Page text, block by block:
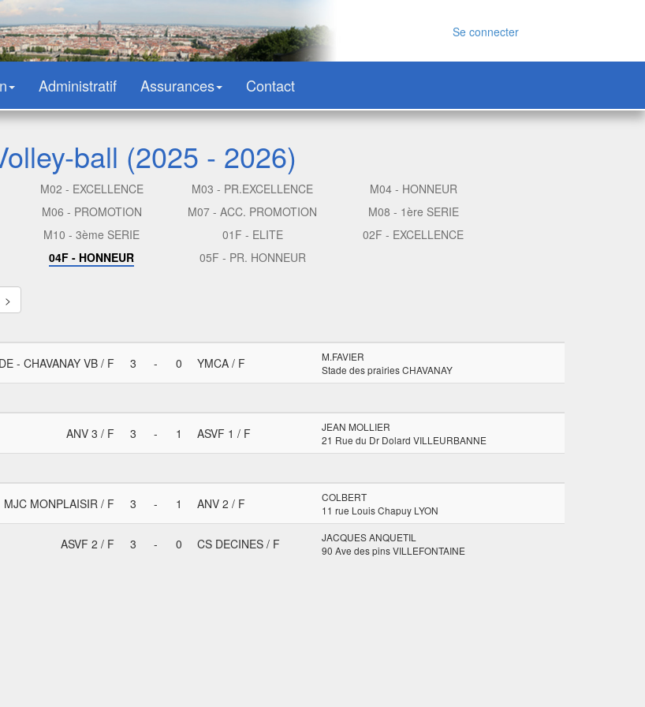
Se connecter
Administratif Assurances Contact
ball (2025 - 2026)
M02 - EXCELLENCE M03 - PR.EXCELLENCE
M04 - HONNEUR
M06 - PROMOTION M07 - ACC. PROMOTION
M08 - 1ère SERIE
M10 - 3ème SERIE 01F - ELITE
02F - EXCELLENCE
04F - HONNEUR 05F - PR. HONNEUR
>
- CHAVANAY VB / F 3 - 0 YMCA / F
M.FAVIER
Stade des prairies CHAVANAY
ANV 3 / F 3 - 1 ASVF 1 / F
JEAN MOLLIER
21 Rue du Dr Dolard VILLEURBANNE
MJC MONPLAISIR / F 3 - 1 ANV 2 / F
COLBERT
11 rue Louis Chapuy LYON
ASVF 2 / F 3 - 0 CS DECINES / F
JACQUES ANQUETIL
90 Ave des pins VILLEFONTAINE